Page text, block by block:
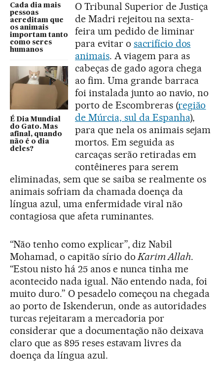
Cada dia mais
pessoas
acreditam que
os animais
importam tanto
como seres
humanos
É Dia Mundial
do Gato. Mas
afinal, quando
não é o dia
deles?
O Tribunal Superior de Justiça
de Madri rejeitou na sexta-
feira um pedido de liminar
para evitar o sacrifício dos
animais. A viagem para as
cabeças de gado agora chega
ao fim. Uma grande barraca
foi instalada junto ao navio, no
porto de Escombreras (região
de Múrcia, sul da Espanha),
para que nela os animais sejam
mortos. Em seguida as
carcaças serão retiradas em
contêineres para serem
eliminadas, sem que se saiba se realmente os
animais sofriam da chamada doença da
língua azul, uma enfermidade viral não
contagiosa que afeta ruminantes.
“Não tenho como explicar”, diz Nabil
Mohamad, o capitão sírio doKarim Allah.
“Estou nisto há 25 anos e nunca tinha me
acontecido nada igual. Não entendo nada, foi
muito duro.” O pesadelo começou na chegada
ao porto de Iskenderun, onde as autoridades
turcas rejeitaram a mercadoria por
considerar que a documentação não deixava
claro que as 895 reses estavam livres da
doença da língua azul.